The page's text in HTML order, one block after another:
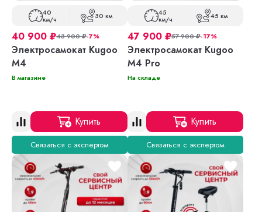
40
км/ч 30 км
40 900 ₽43 900₽-7%
Электросамокат Kugoo
M4
В магазине
Купить
Связаться с экспертом
45
км/ч 45 км
47 900 ₽57 900₽-17%
Электросамокат Kugoo
M4 Pro
На складе
Купить
Связаться с экспертом